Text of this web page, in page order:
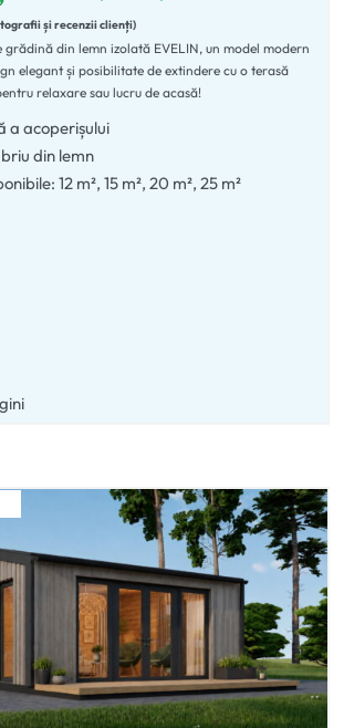
din 5
și recenzii clienți
grădină din lemn izolată EVELIN, un model modern
elegant și posibilitate de extindere cu o terasă
relaxare sau lucru de acasă!
a acoperișului
din lemn
12 m², 15 m², 20 m², 25 m²